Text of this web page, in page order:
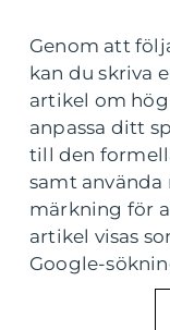
Genom att
kan du skriva
artikel om
anpassa ditt
till den
samt
märkning för
artikel visas
Google-